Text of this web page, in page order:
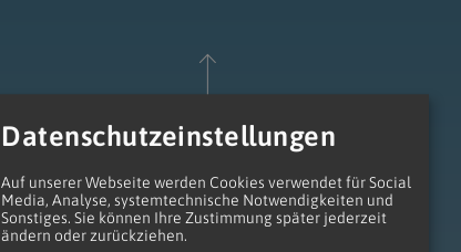
Datenschutzeinstellungen
Auf unserer Webseite werden Cookies verwendet für Social
Media, Analyse, systemtechnische Notwendigkeiten und
Sonstiges. Sie können Ihre Zustimmung später jederzeit
ändern oder zurückziehen.